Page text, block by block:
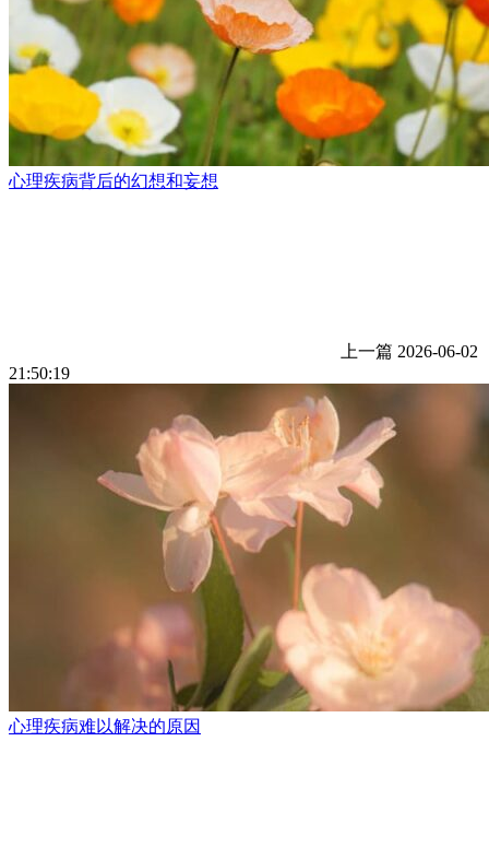
心理疾病背后的幻想和妄想
上一篇 2026-06-02
21:50:19
心理疾病难以解决的原因